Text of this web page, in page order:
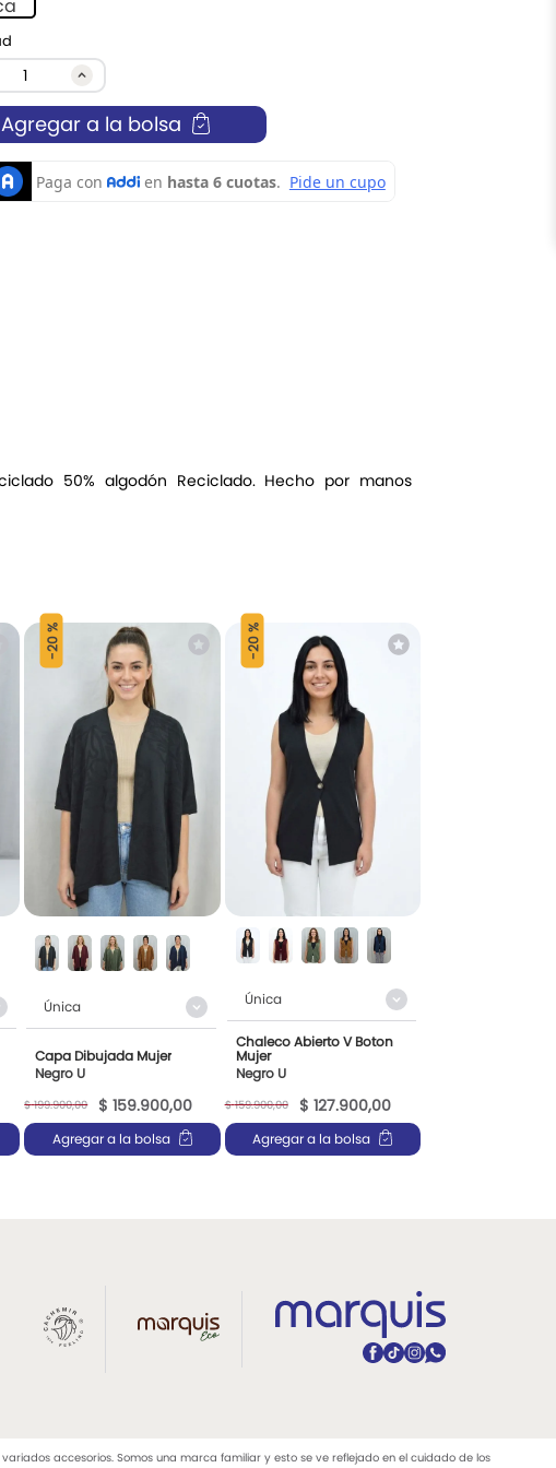
Agregar a la bolsa
50% algodón Reciclado. Hecho por manos
-
20 %
Única
Capa Dibujada Mujer
Negro U
$ 199.900,00 $ 159.900,00
Agregar a la bolsa
-
20 %
Única
Chaleco Abierto V Boton
Mujer
Negro U
$ 159.900,00 $ 127.900,00
Agregar a la bolsa
accesorios. Somos una marca familiar y esto se ve reflejado en el cuidado de los